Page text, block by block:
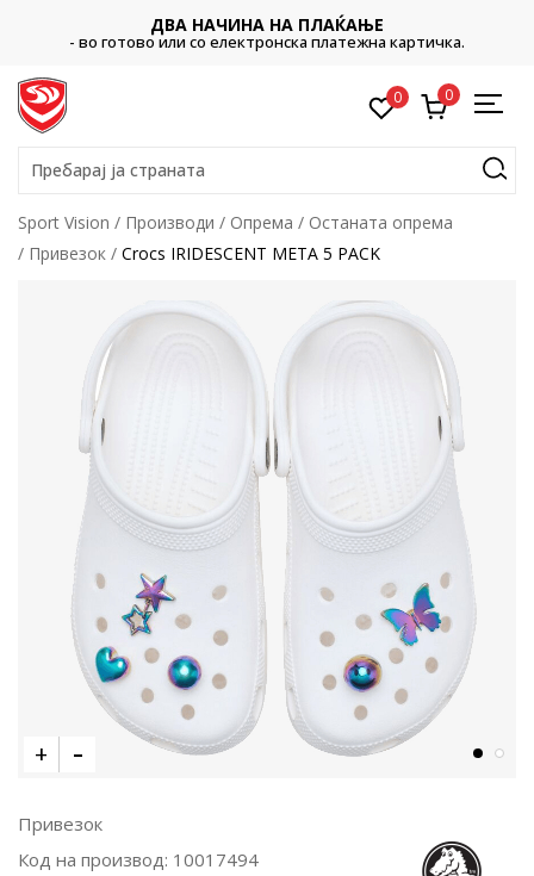
ДВА НАЧИНА НА ПЛАЌАЊЕ
- во готово или со електронска платежна картичка.
0 0
Пребарај ја страната
Sport Vision Производи Опрема
Останата опрема
Привезок
Crocs IRIDESCENT META 5 PACK
Привезок
Код на производ: 10017494